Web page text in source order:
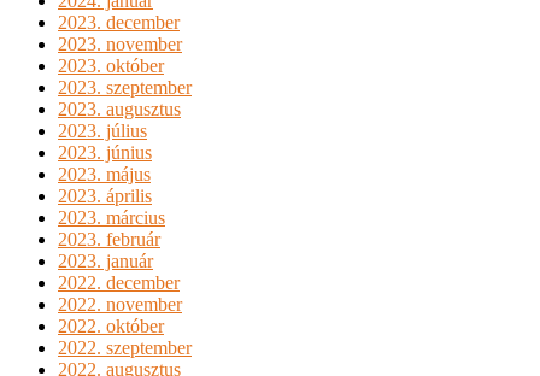
2023. december
2023. november
2023. október
2023. szeptember
2023. augusztus
2023. július
2023. június
2023. május
2023. április
2023. március
2023. február
2023. január
2022. december
2022. november
2022. október
2022. szeptember
2022. augusztus